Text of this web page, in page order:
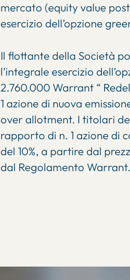
mercato (equity value
esercizio dell’opzione
Il flottante della Società
l’integrale esercizio
2.760.000 Warrant “
1 azione di nuova
over allotment. I titolari
rapporto di n. 1 azione di
del 10%, a partire dal
dal Regolamento Warrant.